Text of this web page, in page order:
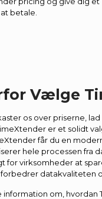
betale.
Vælge
os over priserne,
er et solidt
får du en
hele processen fra
for virksomheder at
forbedrer datakvaliteten
information om,